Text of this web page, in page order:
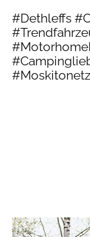
#Dethleffs
#Moskitonetz
Produktgalerie